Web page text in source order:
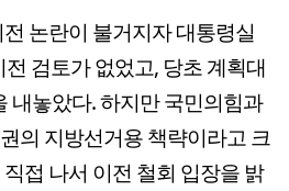
논란이 불거지자 대통령실
검토가 없었고, 당초 계획대
내놓았다. 하지만 국민의힘과
의 지방선거용 책략이라고 크
접 나서 이전 철회 입장을 밝